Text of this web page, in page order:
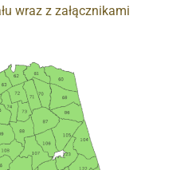
wraz z załącznikami